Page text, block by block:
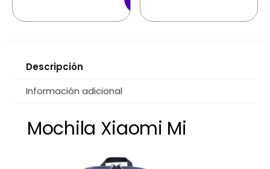
Descripción
Información adicional
Mochila Xiaomi Mi